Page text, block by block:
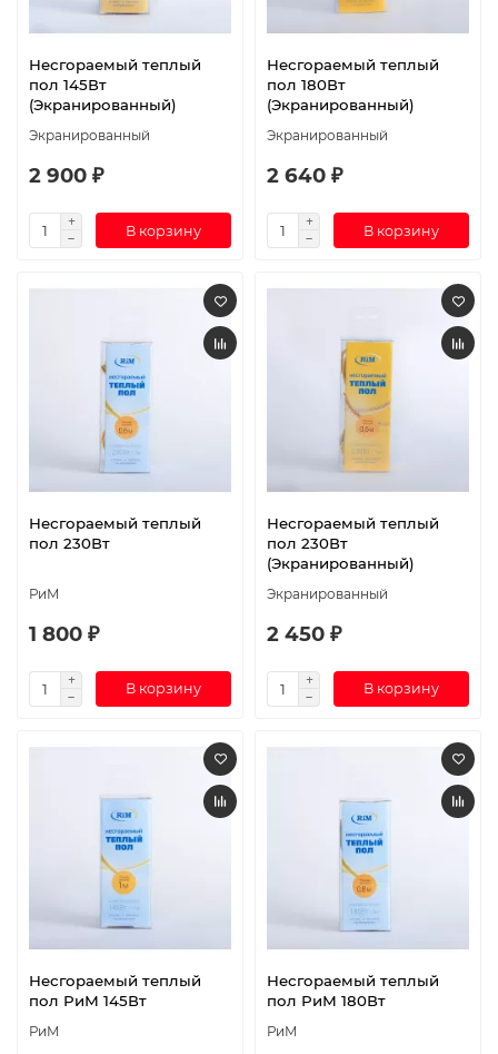
Несгораемый теплый
пол 145Вт
(Экранированный)
Экранированный
2 900 ₽
В корзину
Несгораемый теплый
пол 180Вт
(Экранированный)
Экранированный
2 640 ₽
В корзину
Несгораемый теплый
пол 230Вт
РиМ
1 800 ₽
В корзину
Несгораемый теплый
пол 230Вт
(Экранированный)
Экранированный
2 450 ₽
В корзину
Несгораемый теплый
пол РиМ 145Вт
РиМ
Несгораемый теплый
пол РиМ 180Вт
РиМ